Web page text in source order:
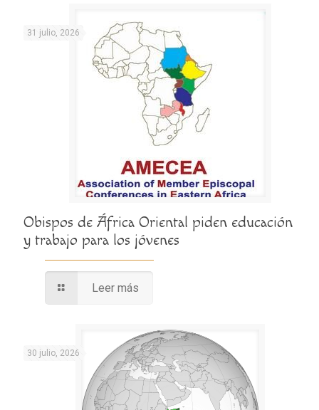
31 julio, 2026
Obispos de África Oriental piden educación
y trabajo para los jóvenes
Leer más
30 julio, 2026